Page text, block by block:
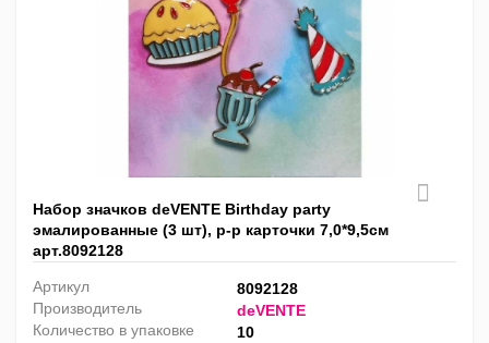
Набор значков deVENTE Birthday party
эмалированные (3 шт), р-р карточки 7,0*9,5см
арт.8092128
Артикул
8092128
Производитель
deVENTE
Количество в упаковке
10